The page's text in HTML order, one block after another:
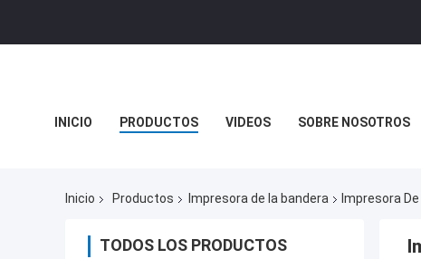
INICIO PRODUCTOS VIDEOS SOBRE NOSOTROS
Inicio Productos Impresora de la bandera Impresora
TODOS LOS PRODUCTOS